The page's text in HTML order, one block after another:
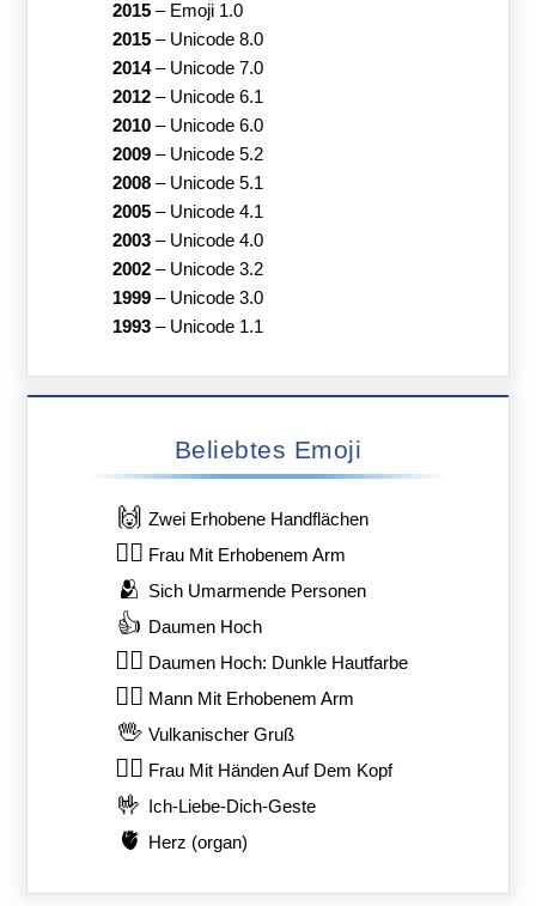
2015– Emoji 1.0
2015– Unicode 8.0
2014– Unicode 7.0
2012– Unicode 6.1
2010– Unicode 6.0
2009– Unicode 5.2
2008– Unicode 5.1
2005– Unicode 4.1
2003– Unicode 4.0
2002– Unicode 3.2
1999– Unicode 3.0
1993– Unicode 1.1
Beliebtes Emoji
🙌 Zwei Erhobene Handflächen
🙋‍♀️ Frau Mit Erhobenem Arm
🫂 Sich Umarmende Personen
👍 Daumen Hoch
👍🏿 Daumen Hoch: Dunkle Hautfarbe
🙋‍♂️ Mann Mit Erhobenem Arm
🖖 Vulkanischer Gruß
🙆‍♀️ Frau Mit Händen Auf Dem Kopf
🤟 Ich-Liebe-Dich-Geste
🫀 Herz (organ)